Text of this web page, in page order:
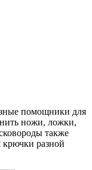
помощники для
ножи, ложки,
также
крючки разной